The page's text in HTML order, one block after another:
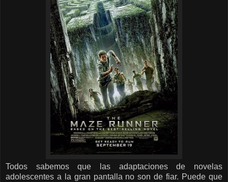
Todos sabemos que las adaptaciones de novelas
adolescentes a la gran pantalla no son de fiar. Puede que